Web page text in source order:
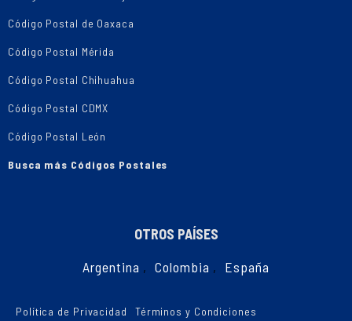
Código Postal de Oaxaca
Código Postal Mérida
Código Postal Chihuahua
Código Postal CDMX
Código Postal León
Busca más Códigos Postales
OTROS PAÍSES
Argentina , Colombia , España
Política de Privacidad Términos y Condiciones